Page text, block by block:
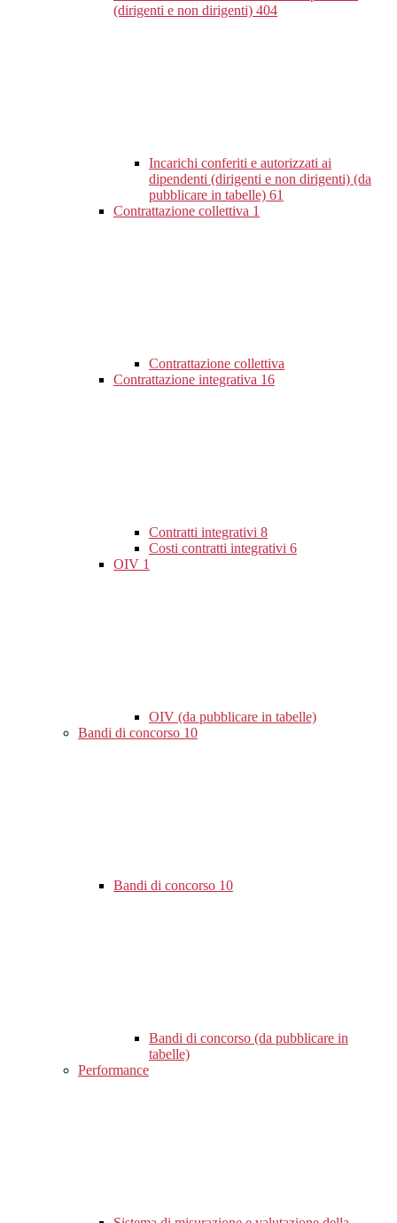
(dirigenti e non dirigenti) 404
Incarichi conferiti e autorizzati ai
dipendenti (dirigenti e non dirigenti) (da
pubblicare in tabelle) 61
Contrattazione collettiva 1
Contrattazione collettiva
Contrattazione integrativa 16
Contratti integrativi 8
Costi contratti integrativi 6
OIV 1
OIV (da pubblicare in tabelle)
Bandi di concorso 10
Bandi di concorso 10
Bandi di concorso (da pubblicare in
tabelle)
Performance